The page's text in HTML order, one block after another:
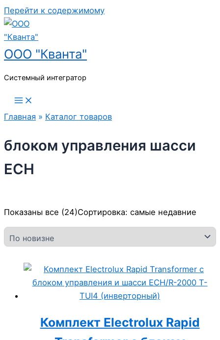
Перейти к содержимому
ООО "Кванта"
Системный интегратор
Главная » Каталог товаров
блоком управления шасси
ECH
Показаны все (24)Сортировка: самые недавние
Комплект Electrolux Rapid